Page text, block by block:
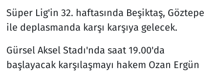
Süper Lig'in 32. haftasında Beşiktaş, Göztepe
ile deplasmanda karşı karşıya gelecek.
Gürsel Aksel Stadı'nda saat 19.00'da
başlayacak karşılaşmayı hakem Ozan Ergün
Savunma Sanayi
Spor